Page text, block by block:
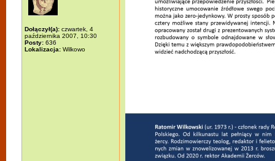
Dołączył(a): czwartek, 4
października 2007, 10:30
Posty: 636
Lokalizacja: Wilkowo